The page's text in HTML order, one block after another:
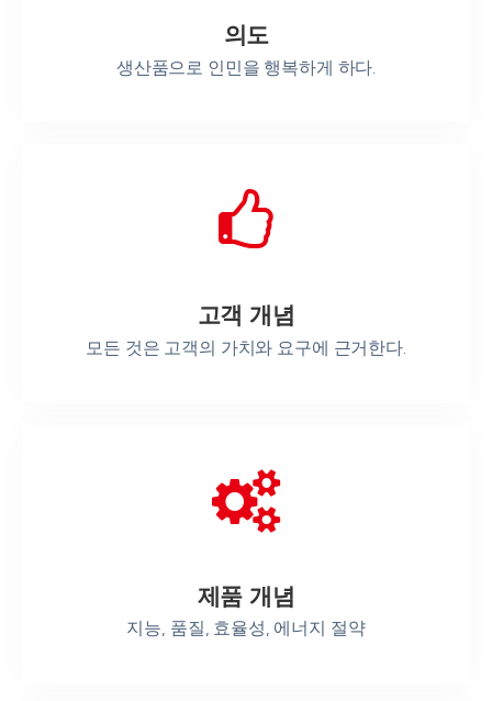
의도
생산품으로 인민을 행복하게 하다.
고객 개념
모든 것은 고객의 가치와 요구에 근거한다.
제품 개념
지능, 품질, 효율성, 에너지 절약